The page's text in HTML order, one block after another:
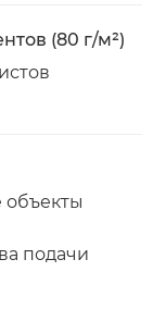
(80 г/м²)
объекты
подачи